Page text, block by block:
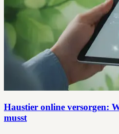
Haustier online versorgen:
musst